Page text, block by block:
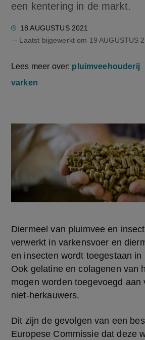
een kentering in de markt.
18 AUGUSTUS 2021
– Laatst bijgewerkt om 19 AUGUSTUS
Lees meer over: pluimveehouderij
varken
Diermeel van pluimvee en
verwerkt in varkensvoer en
en insecten wordt toegestaan in
Ook gelatine en colagenen van
mogen worden toegevoegd aan
niet-herkauwers.
Dit zijn de gevolgen van een
Europese Commissie dat deze